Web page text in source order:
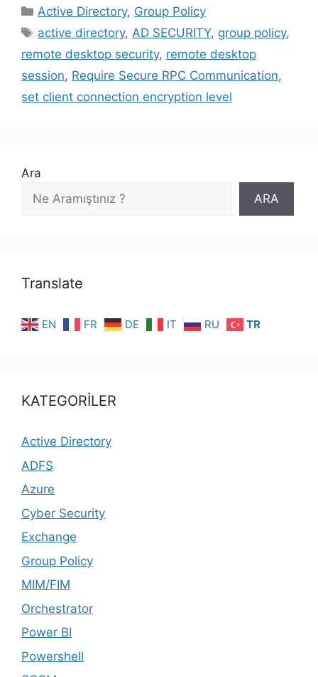
Kategoriler
Active Directory, Group Policy
Etiketler
active directory,AD SECURITY, group policy,
remote desktop security, remote desktop
session, Require Secure RPC Communication,
set client connection encryption level
Ara
ARA
Translate
EN FR DE IT RU TR
KATEGORİLER
Active Directory
ADFS
Azure
Cyber Security
Exchange
Group Policy
MIM/FIM
Orchestrator
Power BI
Powershell